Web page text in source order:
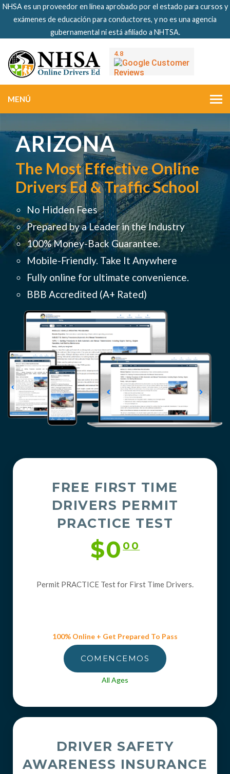
NHSA es un proveedor en línea aprobado por el estado para cursos y
exámenes de educación para conductores, y no es una agencia
gubernamental ni está afiliado a NHTSA.
MENÚ
ARIZONA
The Most Effective Online
Drivers Ed & Traffic School
No Hidden Fees
Prepared by a Leader in the Industry
100% Money-Back Guarantee.
Mobile-Friendly. Take It Anywhere
Fully online for ultimate convenience.
BBB Accredited (A+ Rated)
FREE FIRST TIME
DRIVERS PERMIT
PRACTICE TEST
$0 00
Permit PRACTICE Test for First Time Drivers.
100% Online + Get Prepared To Pass
COMENCEMOS
All Ages
DRIVER SAFETY
AWARENESS INSURANCE